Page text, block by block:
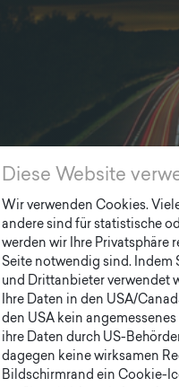
Diese Website
Wir verwenden Cookies.
andere sind für statistische
werden wir Ihre Privatsphäre
Seite notwendig sind. Indem
und Drittanbieter verwendet
Ihre Daten in den USA/
den USA kein
ihre Daten durch US-
dagegen keine wirksamen
Bildschirmrand ein Cookie-